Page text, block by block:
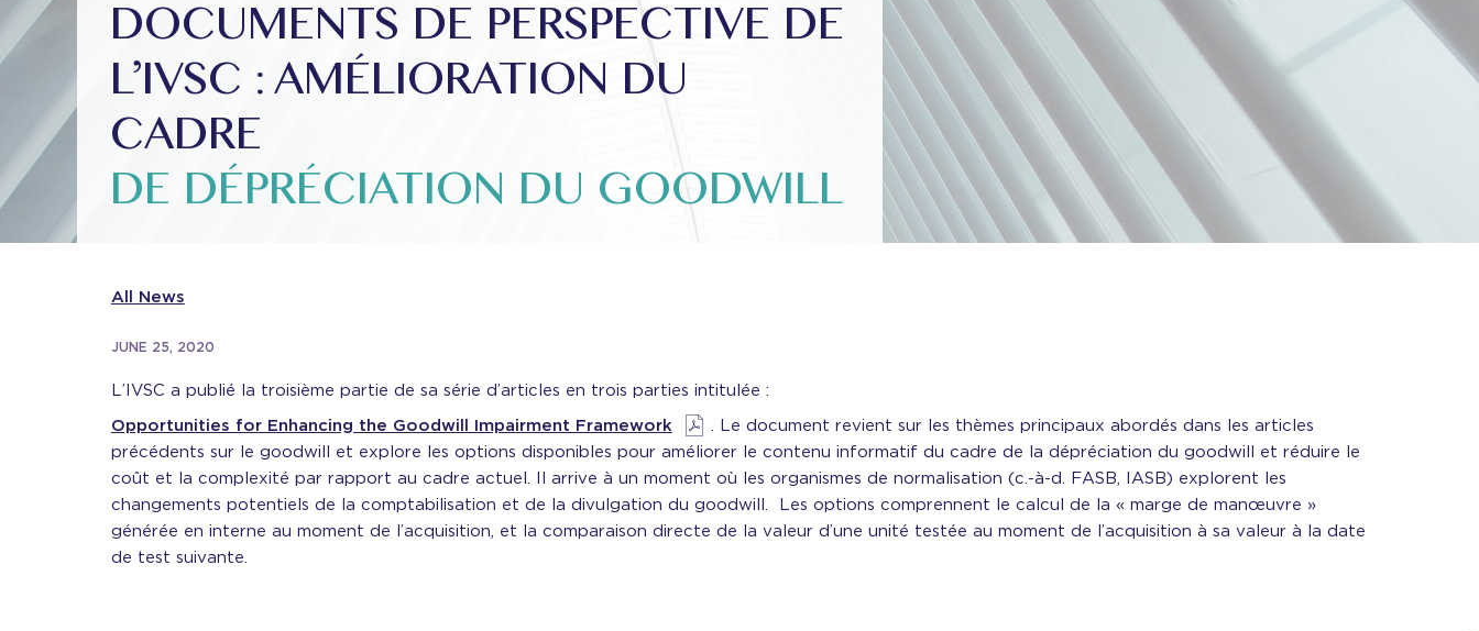
DOCUMENTS DE PERSPECTIVE DE
L’IVSC : AMÉLIORATION DU
CADRE
DE DÉPRÉCIATION DU GOODWILL
All News
JUNE 25, 2020
L’IVSC a publié la troisième partie de sa série d’articles en trois parties intitulée :
Opportunities for Enhancing the Goodwill Impairment Framework
. Le document revient sur les thèmes principaux abordés dans les articles
précédents sur le goodwill et explore les options disponibles pour améliorer le contenu informatif du cadre de la dépréciation du goodwill et réduire le
coût et la complexité par rapport au cadre actuel. Il arrive à un moment où les organismes de normalisation (c.-à-d. FASB, IASB) explorent les
changements potentiels de la comptabilisation et de la divulgation du goodwill. Les options comprennent le calcul de la « marge de manœuvre »
générée en interne au moment de l’acquisition, et la comparaison directe de la valeur d’une unité testée au moment de l’acquisition à sa valeur à la date
de test suivante.